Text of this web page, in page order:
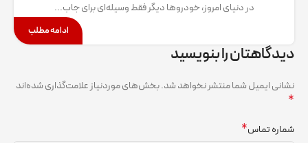
در دنیای امروز، خودروها دیگر فقط وسیله‌ای برای جاب...
ادامه مطلب
دیدگاهتان را بنویسید
نشانی ایمیل شما منتشر نخواهد شد.بخش‌های موردنیاز علامت‌گذاری شده‌اند
*
شماره تماس*